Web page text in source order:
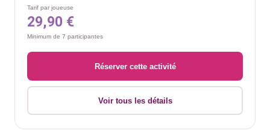
Tarif par joueuse
29,90 €
Minimum de 7 participantes
Réserver cette activité
Voir tous les détails